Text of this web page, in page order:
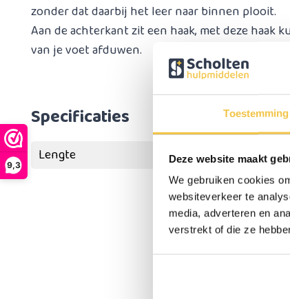
Toestemming
Deze website maakt
We gebruiken cookies
websiteverkeer te
media, adverteren en
verstrekt of die ze
9,3
zonder dat daarbij het leer naar binnen plooit.
Aan de achterkant zit een haak, met deze haak
van je voet afduwen.
Specificaties
Lengte